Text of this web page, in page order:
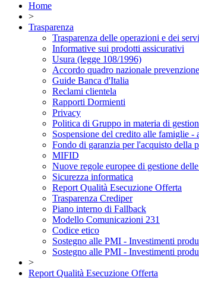
Home
>
Trasparenza
Trasparenza delle operazioni e dei
Informative sui prodotti assicurativi
Usura (legge 108/1996)
Accordo quadro nazionale
Guide Banca d'Italia
Reclami clientela
Rapporti Dormienti
Privacy
Politica di Gruppo in materia di
Sospensione del credito alle famiglie
Fondo di garanzia per l'acquisto della
MIFID
Nuove regole europee di gestione
Sicurezza informatica
Report Qualità Esecuzione Offerta
Trasparenza Crediper
Piano interno di Fallback
Modello Comunicazioni 231
Codice etico
Sostegno alle PMI - Investimenti
Sostegno alle PMI - Investimenti
>
Report Qualità Esecuzione Offerta